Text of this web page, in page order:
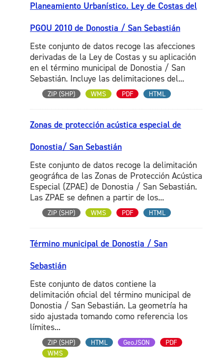
Planeamiento Urbanístico. Ley de Costas del
PGOU 2010 de Donostia / San Sebastián
Este conjunto de datos recoge las afecciones
derivadas de la Ley de Costas y su aplicación
en el término municipal de Donostia / San
Sebastián. Incluye las delimitaciones del...
ZIP (SHP) WMS PDF HTML
Zonas de protección acústica especial de
Donostia/ San Sebastián
Este conjunto de datos recoge la delimitación
geográfica de las Zonas de Protección Acústica
Especial (ZPAE) de Donostia / San Sebastián.
Las ZPAE se definen a partir de los...
ZIP (SHP) WMS PDF HTML
Término municipal de Donostia / San
Sebastián
Este conjunto de datos contiene la
delimitación oficial del término municipal de
Donostia / San Sebastián. La geometría ha
sido ajustada tomando como referencia los
límites...
ZIP (SHP) HTML GeoJSON
PDF
WMS